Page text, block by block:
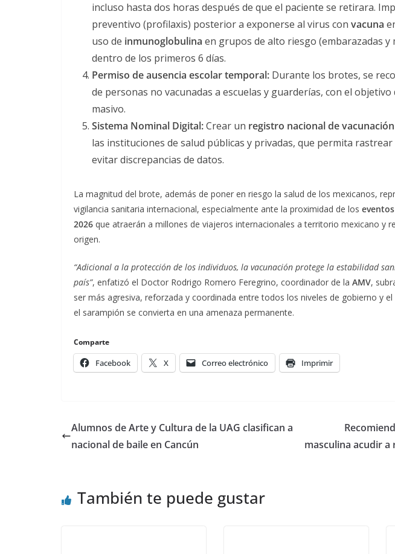
incluso hasta dos horas después de que el paciente se retirara.
preventivo (profilaxis) posterior a exponerse al virus con vacuna
uso de inmunoglobulina en grupos de alto riesgo (embarazadas y
dentro de los primeros 6 días.
Permiso de ausencia escolar temporal: Durante los brotes, se
de personas no vacunadas a escuelas y guarderías, con el
masivo.
Sistema Nominal Digital:Crear un registro nacional de
las instituciones de salud públicas y privadas, que permita
evitar discrepancias de datos.
La magnitud del brote, además de poner en riesgo la salud de los mexicanos,
vigilancia sanitaria internacional, especialmente ante la proximidad de los
2026 que atraerán a millones de viajeros internacionales a territorio mexicano y
origen.
“Adicional a la protección de los individuos, la vacunación protege la estabilidad
país”, enfatizó el Doctor Rodrigo Romero Feregrino, coordinador de la AMV,
ser más agresiva, reforzada y coordinada entre todos los niveles de gobierno y
el sarampión se convierta en una amenaza permanente.
Comparte
Facebook X Correo electrónico Imprimir
Alumnos de Arte y Cultura de la UAG clasifican a
nacional de baile en Cancún
masculina acudir
También te puede gustar